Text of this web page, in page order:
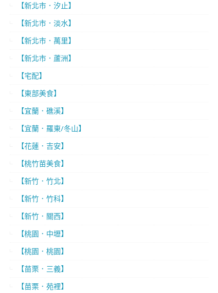
【新北市．汐止】
【新北市．淡水】
【新北市．萬里】
【新北市．蘆洲】
【宅配】
【東部美食】
【宜蘭．礁溪】
【宜蘭．羅東/冬山】
【花蓮．吉安】
【桃竹苗美食】
【新竹．竹北】
【新竹．竹科】
【新竹．關西】
【桃園．中壢】
【桃園．桃園】
【苗栗．三義】
【苗栗．苑裡】